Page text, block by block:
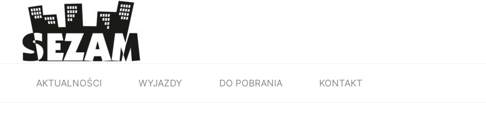
AKTUALNOŚCI WYJAZDY DO POBRANIA KONTAKT